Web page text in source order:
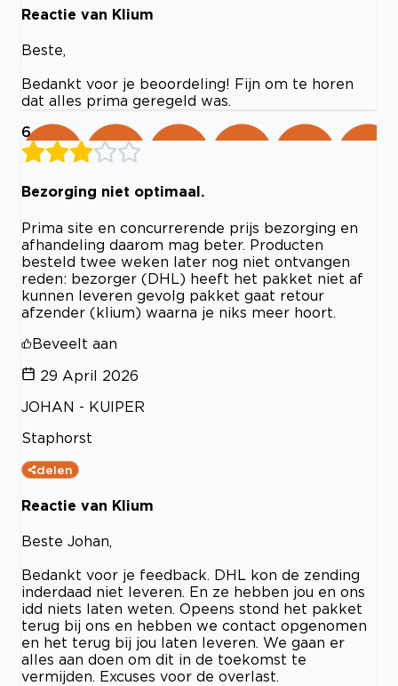
Reactie van Klium
Beste,
Bedankt voor je beoordeling! Fijn om te horen
dat alles prima geregeld was.
6
Bezorging niet optimaal.
Prima site en concurrerende prijs bezorging en
afhandeling daarom mag beter. Producten
besteld twee weken later nog niet ontvangen
reden: bezorger (DHL) heeft het pakket niet af
kunnen leveren gevolg pakket gaat retour
afzender (klium) waarna je niks meer hoort.
Beveelt aan
29 April 2026
JOHAN - KUIPER
Staphorst
delen
Reactie van Klium
Beste Johan,
Bedankt voor je feedback. DHL kon de zending
inderdaad niet leveren. En ze hebben jou en ons
idd niets laten weten. Opeens stond het pakket
terug bij ons en hebben we contact opgenomen
en het terug bij jou laten leveren. We gaan er
alles aan doen om dit in de toekomst te
vermijden. Excuses voor de overlast.